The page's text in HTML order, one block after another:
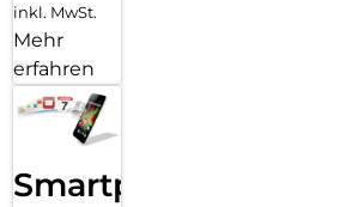
inkl. MwSt.
Mehr
erfahren
Smartphone